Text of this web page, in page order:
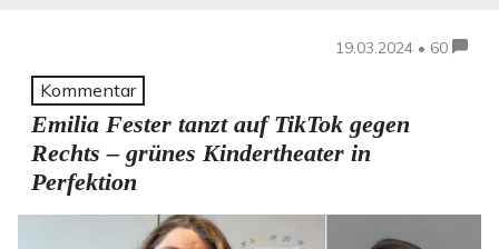
19.03.2024 • 60
Kommentar
Emilia Fester tanzt auf TikTok gegen
Rechts – grünes Kindertheater in
Perfektion